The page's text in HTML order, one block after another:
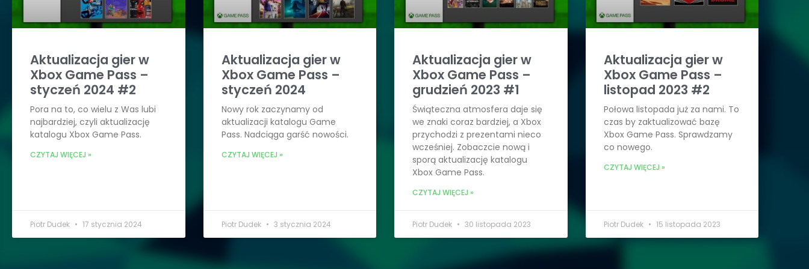
Aktualizacja gier w
Xbox Game Pass –
styczeń 2024 #2
Pora na to, co wielu z Was lubi
najbardziej, czyli aktualizację
katalogu Xbox Game Pass.
CZYTAJ WIĘCEJ »
Piotr Dudek 17 stycznia 2024
Aktualizacja gier w
Xbox Game Pass –
styczeń 2024
Nowy rok zaczynamy od
aktualizacji katalogu Game
Pass. Nadciąga garść nowości.
CZYTAJ WIĘCEJ »
Piotr Dudek 3 stycznia 2024
Aktualizacja gier w
Xbox Game Pass –
grudzień 2023 #1
Świąteczna atmosfera daje się
we znaki coraz bardziej, a Xbox
przychodzi z prezentami nieco
wcześniej. Zobaczcie nową i
sporą aktualizację katalogu
Xbox Game Pass.
CZYTAJ WIĘCEJ »
Piotr Dudek 30 listopada 2023
Aktualizacja gier w
Xbox Game Pass –
listopad 2023 #2
Połowa listopada już za nami. To
czas by zaktualizować bazę
Xbox Game Pass. Sprawdzamy
co nowego.
CZYTAJ WIĘCEJ »
Piotr Dudek 15 listopada 2023